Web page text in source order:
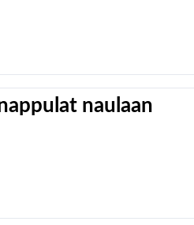
naulaan